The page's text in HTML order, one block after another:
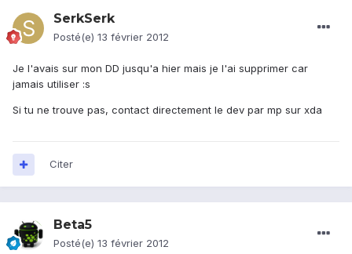
SerkSerk
Posté(e) 13 février 2012
Je l'avais sur mon DD jusqu'a hier mais je l'ai supprimer car
jamais utiliser :s
Si tu ne trouve pas, contact directement le dev par mp sur xda
Citer
Beta5
Posté(e) 13 février 2012